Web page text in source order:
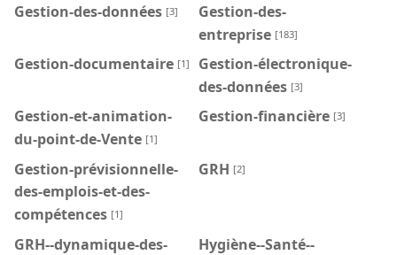
Gestion-des-données [3]
Gestion-des-
entreprise [183]
Gestion-documentaire [1]
Gestion-électronique-
des-données [3]
Gestion-et-animation-
du-point-de-Vente [1]
Gestion-financière [3]
Gestion-prévisionnelle-
des-emplois-et-des-
compétences [1]
GRH [2]
GRH--dynamique-des-
Hygiène--Santé--